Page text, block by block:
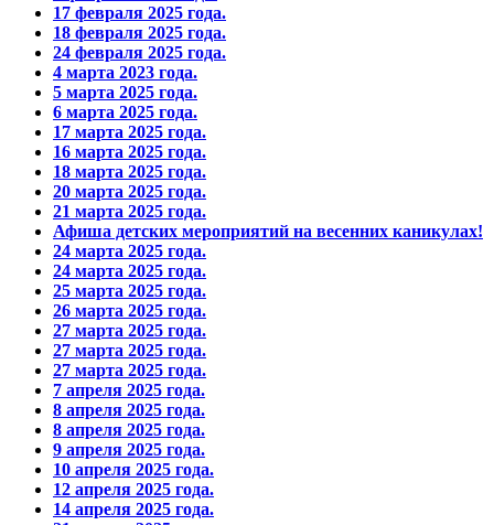
17 февраля 2025 года.
18 февраля 2025 года.
24 февраля 2025 года.
4 марта 2023 года.
5 марта 2025 года.
6 марта 2025 года.
17 марта 2025 года.
16 марта 2025 года.
18 марта 2025 года.
20 марта 2025 года.
21 марта 2025 года.
Афиша детских мероприятий на весенних каникулах!
24 марта 2025 года.
24 марта 2025 года.
25 марта 2025 года.
26 марта 2025 года.
27 марта 2025 года.
27 марта 2025 года.
27 марта 2025 года.
7 апреля 2025 года.
8 апреля 2025 года.
8 апреля 2025 года.
9 апреля 2025 года.
10 апреля 2025 года.
12 апреля 2025 года.
14 апреля 2025 года.